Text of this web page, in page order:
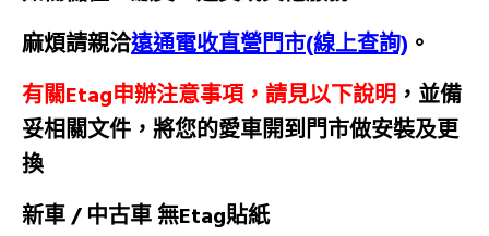
麻煩請親洽遠通電收直營門市(線上查詢) 。
有關Etag申辦注意事項，請見以下說明 ，並備
妥相關文件，將您的愛車開到門市做安裝及更
換
新車 / 中古車 無Etag貼紙